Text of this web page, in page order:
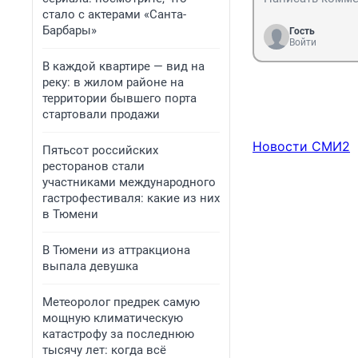
стало с актерами «Санта-
Барбары»
В каждой квартире — вид на
реку: в жилом районе на
территории бывшего порта
стартовали продажи
Пятьсот российских
ресторанов стали
участниками международного
гастрофестиваля: какие из них
в Тюмени
В Тюмени из аттракциона
выпала девушка
Метеоролог предрек самую
мощную климатическую
катастрофу за последнюю
тысячу лет: когда всё
Гость
Войти
Новости СМИ2